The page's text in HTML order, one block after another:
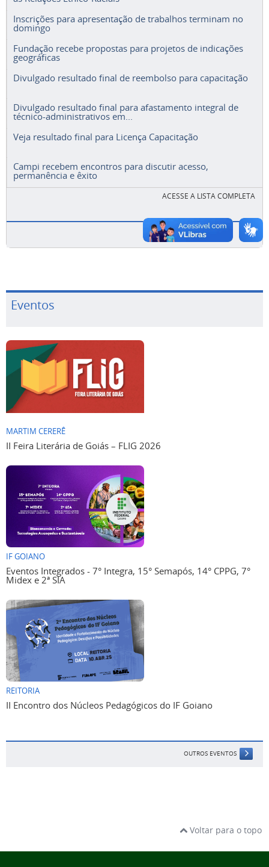
Inscrições para apresentação de trabalhos terminam no
domingo
Fundação recebe propostas para projetos de indicações
geográficas
Divulgado resultado final de reembolso para capacitação
Divulgado resultado final para afastamento integral de
técnico-administrativos em...
Veja resultado final para Licença Capacitação
Campi recebem encontros para discutir acesso,
permanência e êxito
ACESSE A LISTA COMPLETA
Eventos
MARTIM CERERÊ
II Feira Literária de Goiás – FLIG 2026
IF GOIANO
Eventos Integrados - 7° Integra, 15° Semapós, 14° CPPG, 7°
Midex e 2ª SIA
REITORIA
II Encontro dos Núcleos Pedagógicos do IF Goiano
OUTROS EVENTOS
Voltar para o topo